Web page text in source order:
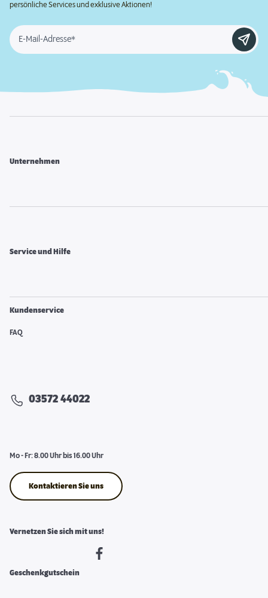
persönliche Services und exklusive Aktionen!
E-Mail-Adresse*
Unternehmen
Service und Hilfe
Kundenservice
FAQ
03572 44022
Mo - Fr: 8.00 Uhr bis 16.00 Uhr
Kontaktieren Sie uns
Vernetzen Sie sich mit uns!
Geschenkgutschein